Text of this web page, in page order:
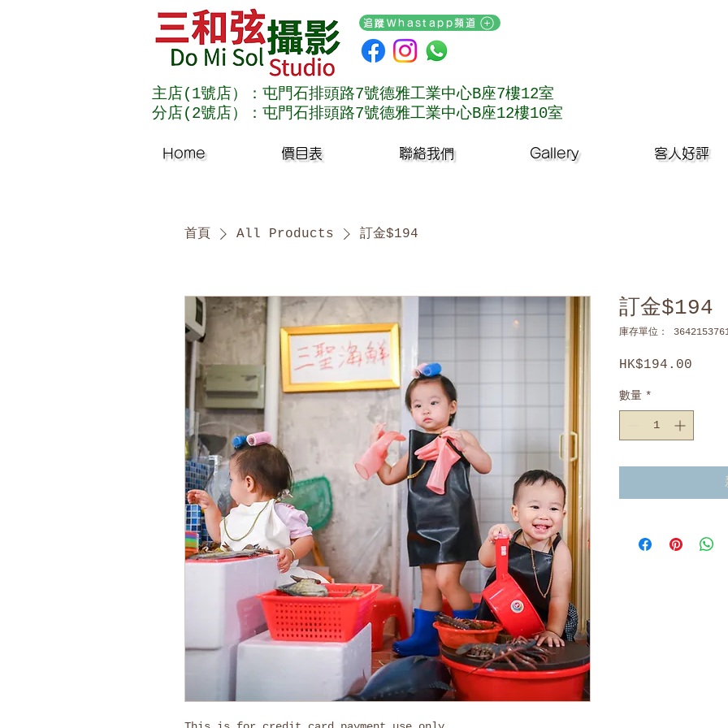
追蹤Whastapp頻道
主店(1號店）：屯門石排頭路7號德雅工業中心B座7樓12室
分店(2號店）：屯門石排頭路7號德雅工業中心B座12樓10室
Home 價目表 聯絡我們 Gallery 客人好評
首頁 All Products 訂金$194
訂金$194
庫存單位：
HK$194.00
數量 *